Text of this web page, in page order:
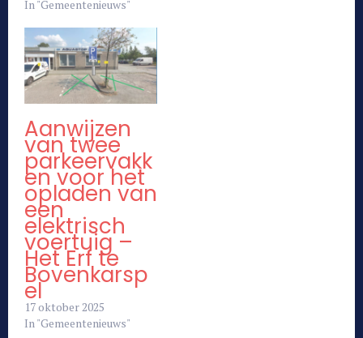
In "Gemeentenieuws"
Aanwijzen
van twee
parkeervakk
en voor het
opladen van
een
elektrisch
voertuig –
Het Erf te
Bovenkarsp
el
17 oktober 2025
In "Gemeentenieuws"